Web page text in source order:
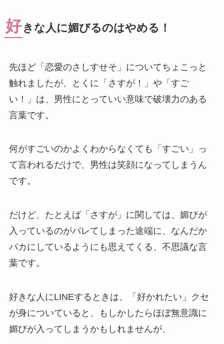
好 きな人に媚びるのはやめる！
先ほど「恋愛のさしすせそ」についてちょこっと
触れましたが、とくに「さすが！」や「すご
い！」は、男性にとっていい意味で破壊力のある
言葉です。
何がすごいのかよくわからなくても「すごい」っ
て言われるだけで、男性は笑顔になってしまうん
です。
だけど、たとえば「さすが」に関しては、媚びが
入っているのがバレてしまった途端に、なんだか
バカにしているようにも思えてくる、不思議な言
葉です。
好きな人にLINEするときは、「好かれたい」クセ
が身についていると、もしかしたらほぼ無意識に
媚びが入ってしまうかもしれませんが、